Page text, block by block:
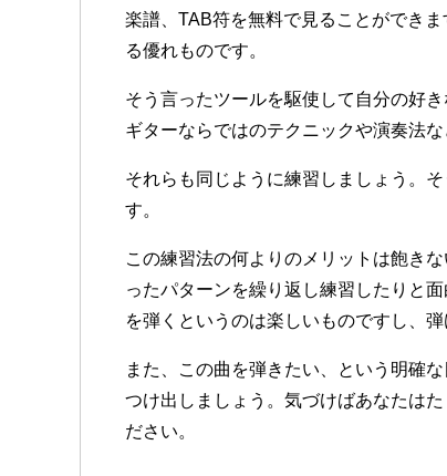
楽譜、TAB符を無料で見ることができ
る優れものです。
そう言ったツールを駆使して自分の好
ギターならではのテクニックや演奏法な
それらも同じように練習しましょう。
す。
この練習法の何よりのメリットは飽き
ったパターンを繰り返し練習したりと
を弾くというのは楽しいものですし、
また、この曲を弾きたい、という明確
つけ出しましょう。気づけばあなたは
ださい。